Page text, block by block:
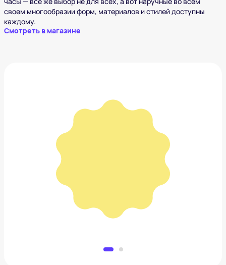
своем многообразии форм, материалов и стилей доступны
каждому.
Смотреть в магазине